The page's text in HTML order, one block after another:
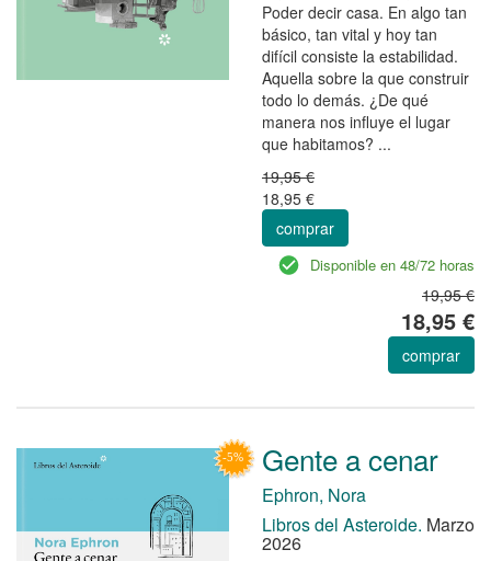
Poder decir casa. En algo tan
básico, tan vital y hoy tan
difícil consiste la estabilidad.
Aquella sobre la que construir
todo lo demás. ¿De qué
manera nos influye el lugar
que habitamos? ...
19,95 €
18,95 €
comprar
Disponible en 48/72 horas
19,95 €
18,95 €
comprar
Gente a cenar
Ephron, Nora
Libros del Asteroide. Marzo
2026